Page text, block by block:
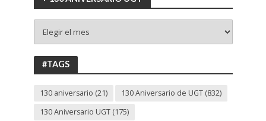
130
ANIVERSARIO
UGT
#TAGS
130 aniversario (21) 130 Aniversario de UGT(832)
130 Aniversario UGT(175)